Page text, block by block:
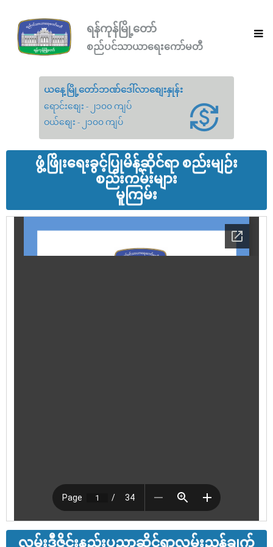
ရန်ကုန်မြို့တော်
စည်ပင်သာယာရေးကော်မတီ
ယနေ့မြို့တော်ဘဏ်ဒေါ်လာစျေးနှုန်း
ရောင်းစျေး - ၂၁၀၀ ကျပ်
ဝယ်စျေး - ၂၁၀၀ ကျပ်
ဖွံ့ဖြိုးရေးခွင့်ပြုမိန့်ဆိုင်ရာ စည်းမျဉ်း
စည်းကမ်းများ
မူကြမ်း
လမ်းဒီဇိုင်းနည်းပညာဆိုင်ရာလမ်းညွှန်ချက်